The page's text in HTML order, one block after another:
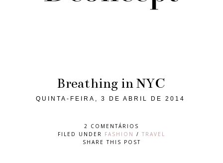
Breathing in NYC
QUINTA-FEIRA, 3 DE ABRIL DE 2014
2 COMENTÁRIOS
FILED UNDER FASHION / TRAVEL
SHARE THIS POST